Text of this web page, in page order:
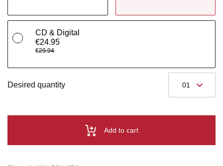
CD & Digital
€24.95
€29.94
Desired quantity
Add to cart